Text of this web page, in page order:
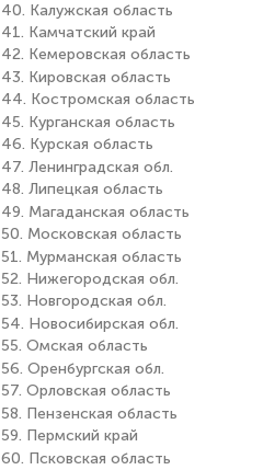
40. Калужская область
41. Камчатский край
42. Кемеровская область
43. Кировская область
44. Костромская область
45. Курганская область
46. Курская область
47. Ленинградская обл.
48. Липецкая область
49. Магаданская область
50. Московская область
51. Мурманская область
52. Нижегородская обл.
53. Новгородская обл.
54. Новосибирская обл.
55. Омская область
56. Оренбургская обл.
57. Орловская область
58. Пензенская область
59. Пермский край
60. Псковская область